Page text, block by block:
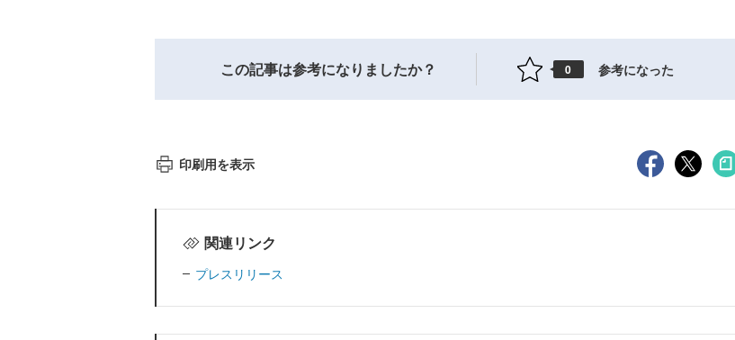
この記事は参考になりましたか？ 0 参考になった
印刷用を表示
関連リンク
プレスリリース